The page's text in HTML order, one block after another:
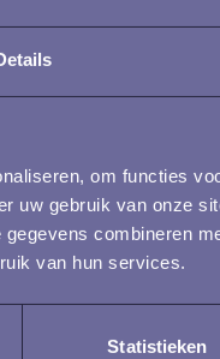
om functies
uw gebruik van onze
combineren
van hun services.
Statistieken
ooit
TL;DR
steeds